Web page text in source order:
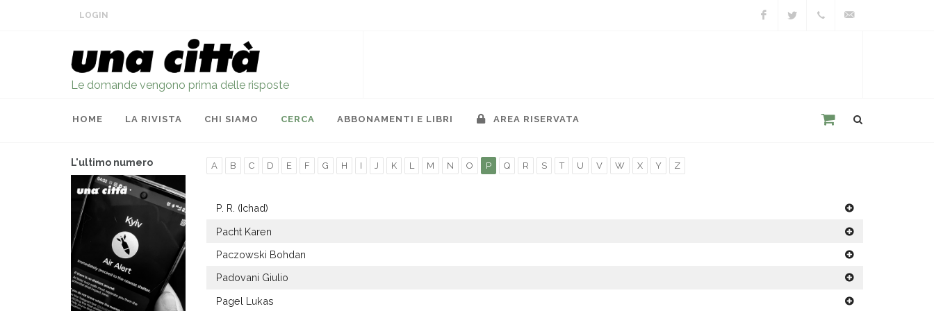
LOGIN
Le domande vengono prima delle risposte
HOME LA RIVISTA CHI SIAMO CERCA ABBONAMENTI E LIBRI AREA RISERVATA
L'ultimo numero A B C D E F G H I J K L M N O P Q R S T U V W X Y Z
P. R. (Ichad)
Pacht Karen
Paczowski Bohdan
Padovani Giulio
Pagel Lukas